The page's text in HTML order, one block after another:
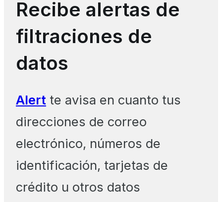
Recibe alertas de
filtraciones de
datos
Alertte avisa en cuanto tus
direcciones de correo
electrónico, números de
identificación, tarjetas de
crédito u otros datos